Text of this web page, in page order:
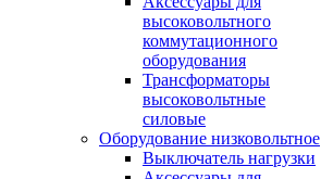
высоковольтного
коммутационного
оборудования
Трансформаторы
высоковольтные
силовые
Оборудование низковольтное
Выключатель нагрузки